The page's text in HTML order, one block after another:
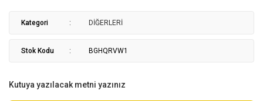
Kategori DİĞERLERİ
Stok Kodu BGHQRVW1
Kutuya yazılacak metni yazınız